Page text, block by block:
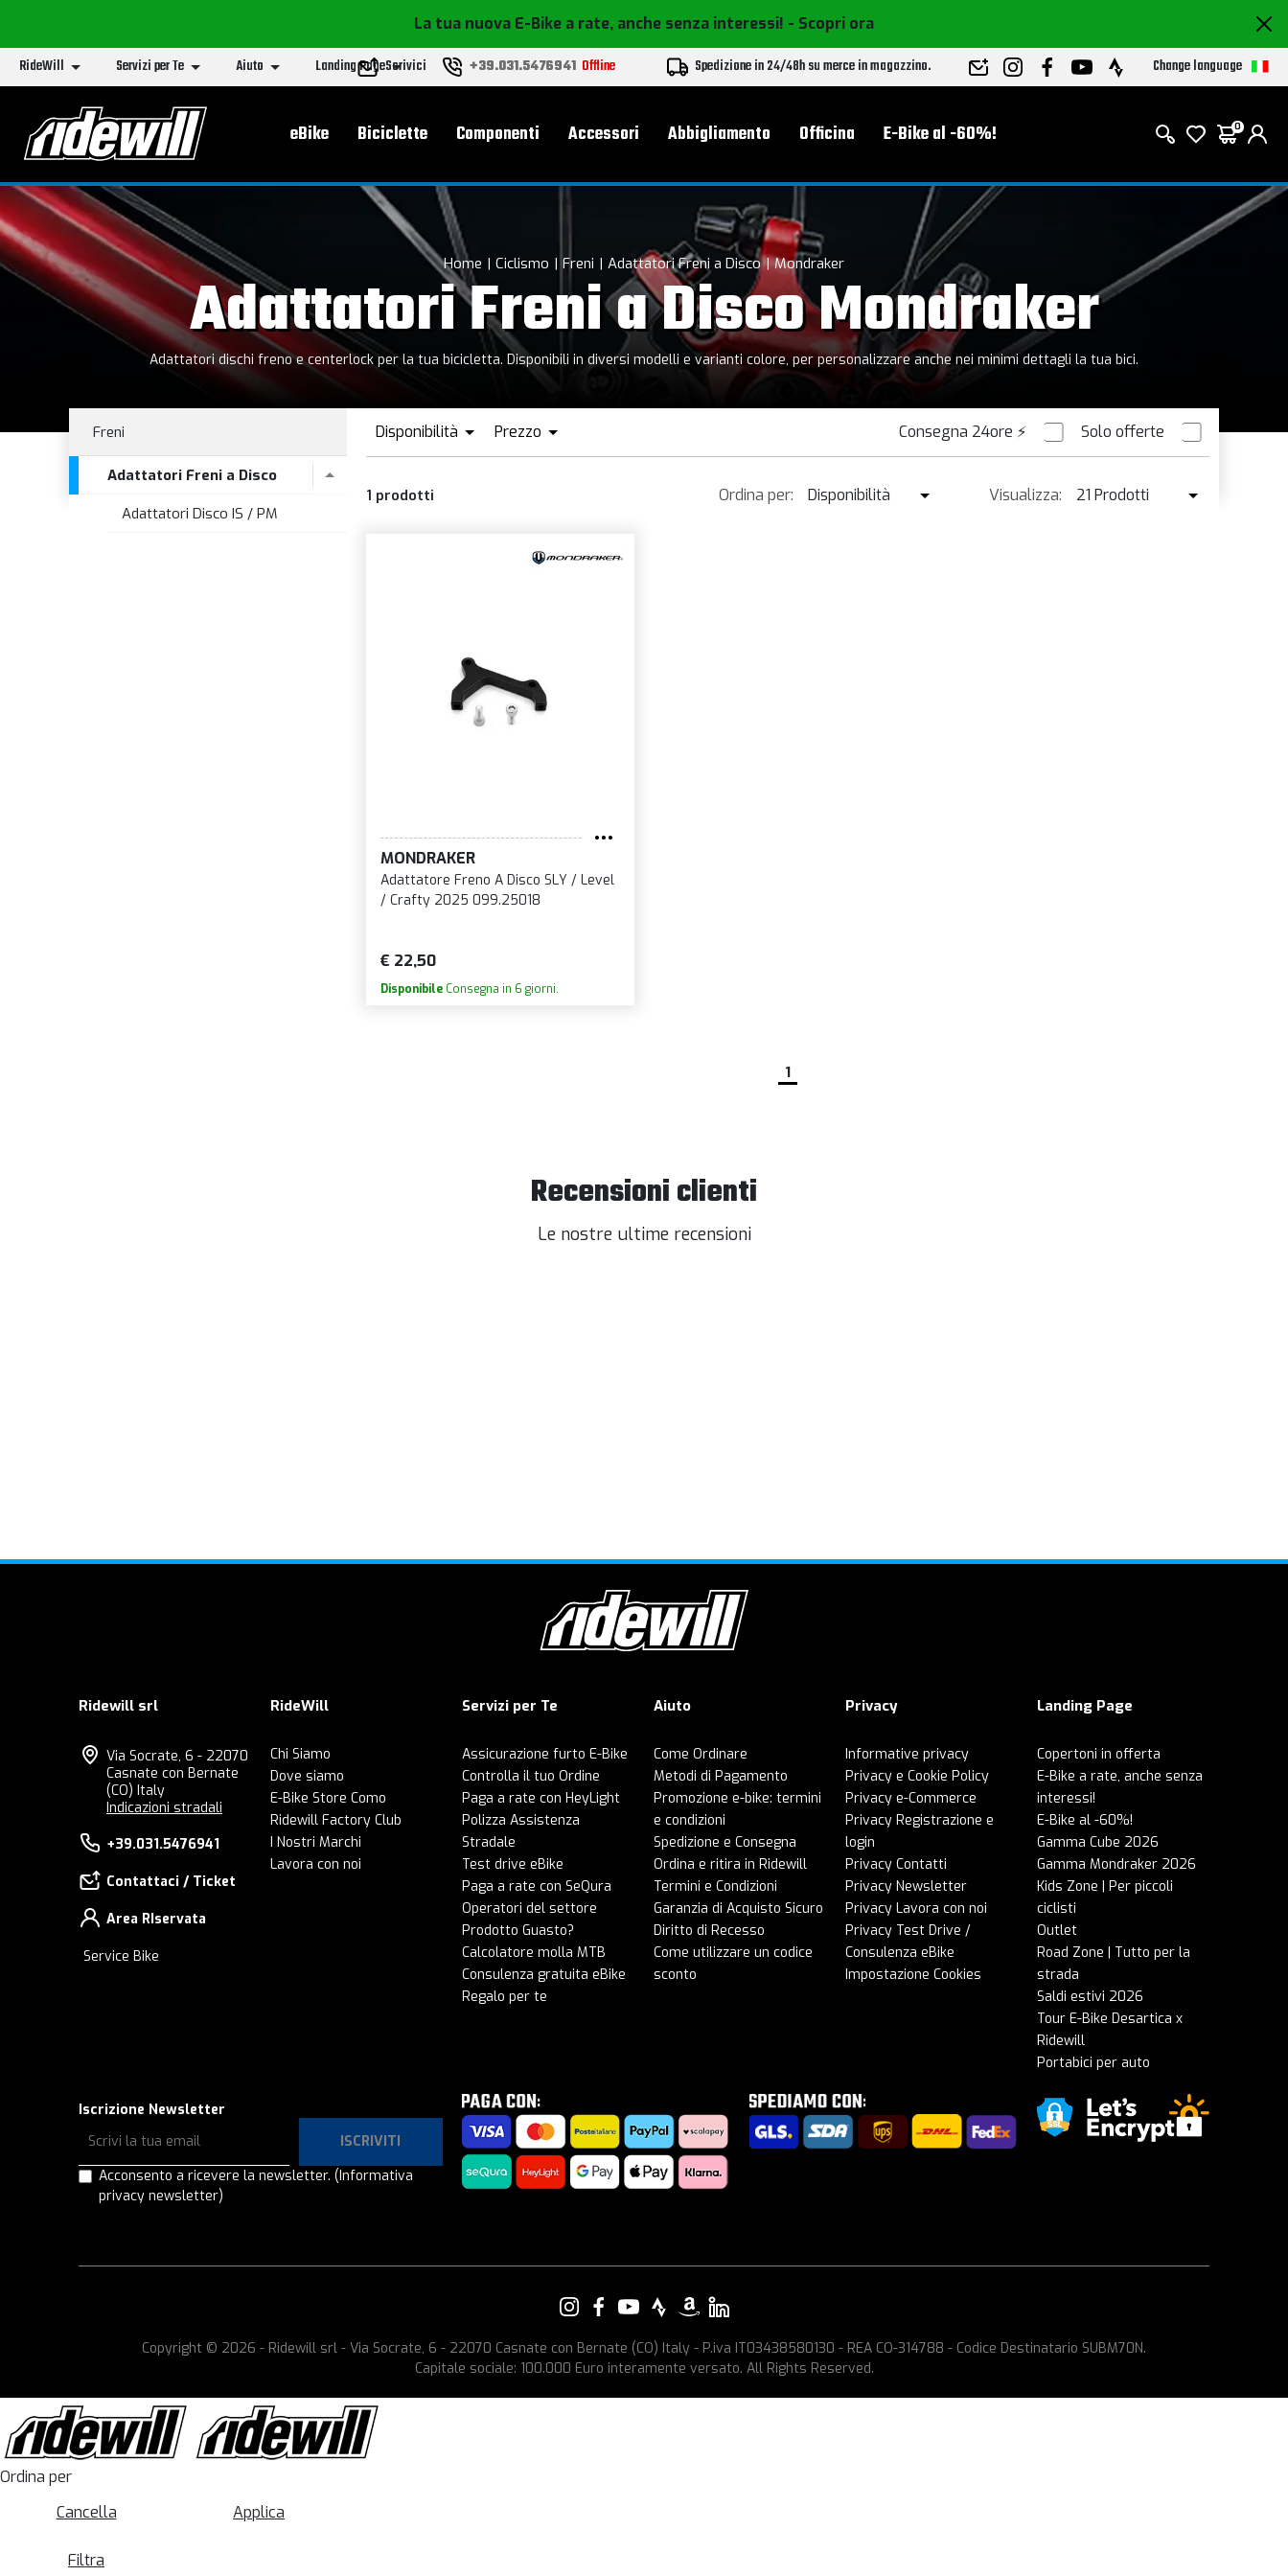
La tua nuova E-Bike a rate, anche senza interessi! - Scopri ora
RideWill Servizi per Te Aiuto Landing PageScrivici +39.031.5476941 Offline Spedizione in 24/48h su merce in magazzino. Change language
Menu principale
eBike Biciclette Componenti Accessori Abbigliamento Officina E-Bike al -60%! 0
Home Ciclismo Freni Adattatori Freni a Disco Mondraker
Adattatori Freni a Disco Mondraker
Adattatori dischi freno e centerlock per la tua bicicletta. Disponibili in diversi modelli e varianti colore, per personalizzare anche nei minimi dettagli la tua bici.
Freni
Adattatori Freni a Disco
Adattatori Disco IS / PM
Consegna 24ore ⚡ Solo offerte
Disponibilità Prezzo
1 prodotti Ordina per:
Disponibilità
Visualizza:
21 Prodotti
MONDRAKER
Adattatore Freno A Disco SLY / Level
/ Crafty 2025 099.25018
€ 22,50
Disponibile Consegna in 6 giorni.
1
Recensioni clienti
Le nostre ultime recensioni
Ridewill srl
Via Socrate, 6 - 22070
Casnate con Bernate
(CO) Italy
Indicazioni stradali
+39.031.5476941
Contattaci / Ticket
Area RIservata
Service Bike
RideWill
Chi Siamo
Dove siamo
E-Bike Store Como
Ridewill Factory Club
I Nostri Marchi
Lavora con noi
Servizi per Te
Assicurazione furto E-Bike
Controlla il tuo Ordine
Paga a rate con HeyLight
Polizza Assistenza
Stradale
Test drive eBike
Paga a rate con SeQura
Operatori del settore
Prodotto Guasto?
Calcolatore molla MTB
Consulenza gratuita eBike
Regalo per te
Aiuto
Come Ordinare
Metodi di Pagamento
Promozione e-bike: termini
e condizioni
Spedizione e Consegna
Ordina e ritira in Ridewill
Termini e Condizioni
Garanzia di Acquisto Sicuro
Diritto di Recesso
Come utilizzare un codice
sconto
Privacy
Informative privacy
Privacy e Cookie Policy
Privacy e-Commerce
Privacy Registrazione e
login
Privacy Contatti
Privacy Newsletter
Privacy Lavora con noi
Privacy Test Drive /
Consulenza eBike
Impostazione Cookies
Landing Page
Copertoni in offerta
E-Bike a rate, anche senza
interessi!
E-Bike al -60%!
Gamma Cube 2026
Gamma Mondraker 2026
Kids Zone | Per piccoli
ciclisti
Outlet
Road Zone | Tutto per la
strada
Saldi estivi 2026
Tour E-Bike Desartica x
Ridewill
Portabici per auto
Iscrizione Newsletter
ISCRIVITI
Acconsento a ricevere la newsletter. (Informativa
privacy newsletter)
Copyright © 2026 - Ridewill srl - Via Socrate, 6 - 22070 Casnate con Bernate (CO) Italy - P.iva IT03438580130 - REA CO-314788 - Codice Destinatario SUBM70N.
Capitale sociale: 100.000 Euro interamente versato. All Rights Reserved.
Ordina per
Cancella
Applica
Filtra